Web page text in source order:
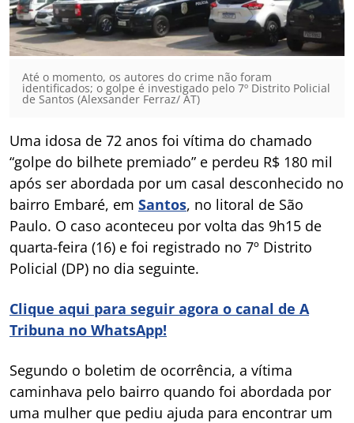
Até o momento, os autores do crime não foram
identificados; o golpe é investigado pelo 7º Distrito Policial
de Santos (Alexsander Ferraz/ AT)
Uma idosa de 72 anos foi vítima do chamado
“golpe do bilhete premiado” e perdeu R$ 180 mil
após ser abordada por um casal desconhecido no
bairro Embaré, em Santos, no litoral de São
Paulo. O caso aconteceu por volta das 9h15 de
quarta-feira (16) e foi registrado no 7º Distrito
Policial (DP) no dia seguinte.
Clique aqui para seguir agora o canal de A
Tribuna no WhatsApp!
Segundo o boletim de ocorrência, a vítima
caminhava pelo bairro quando foi abordada por
uma mulher que pediu ajuda para encontrar um